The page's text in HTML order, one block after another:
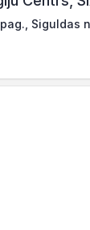
Siguldas